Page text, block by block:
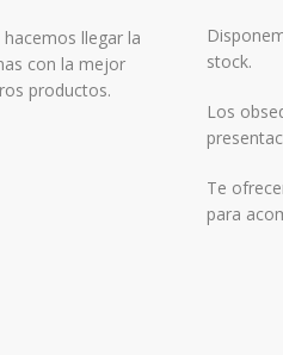
llegar la
con la mejor
productos.
stock.
Los
Te
para